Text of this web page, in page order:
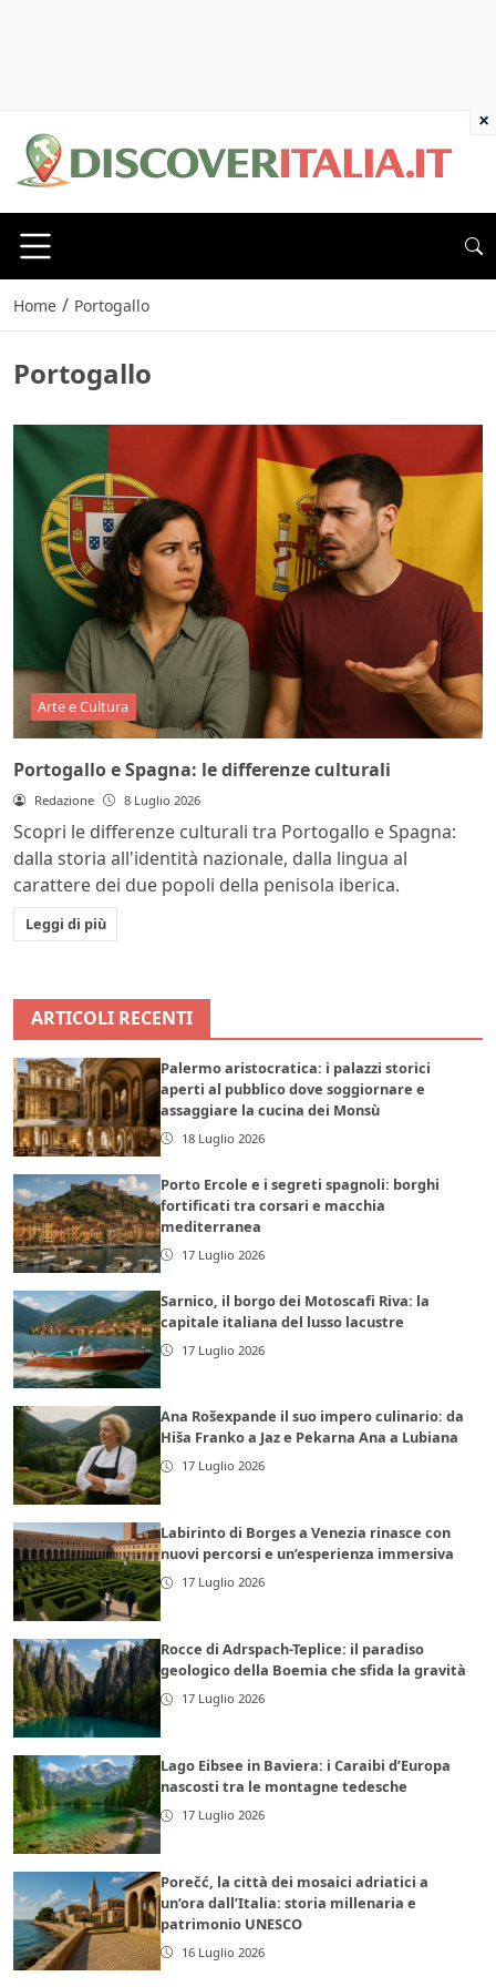
Home / Portogallo
Portogallo
Arte e Cultura
Portogallo e Spagna: le differenze culturali
Redazione 8 Luglio 2026
Scopri le differenze culturali tra Portogallo e Spagna:
dalla storia all'identità nazionale, dalla lingua al
carattere dei due popoli della penisola iberica.
Leggi di più
ARTICOLI RECENTI
Palermo aristocratica: i palazzi storici
aperti al pubblico dove soggiornare e
assaggiare la cucina dei Monsù
18 Luglio 2026
Porto Ercole e i segreti spagnoli: borghi
fortificati tra corsari e macchia
mediterranea
17 Luglio 2026
Sarnico, il borgo dei Motoscafi Riva: la
capitale italiana del lusso lacustre
17 Luglio 2026
Ana Rošexpande il suo impero culinario: da
Hiša Franko a Jaz e Pekarna Ana a Lubiana
17 Luglio 2026
Labirinto di Borges a Venezia rinasce con
nuovi percorsi e un’esperienza immersiva
17 Luglio 2026
Rocce di Adrspach-Teplice: il paradiso
geologico della Boemia che sfida la gravità
17 Luglio 2026
Lago Eibsee in Baviera: i Caraibi d’Europa
nascosti tra le montagne tedesche
17 Luglio 2026
Porečć, la città dei mosaici adriatici a
un’ora dall’Italia: storia millenaria e
patrimonio UNESCO
16 Luglio 2026
×